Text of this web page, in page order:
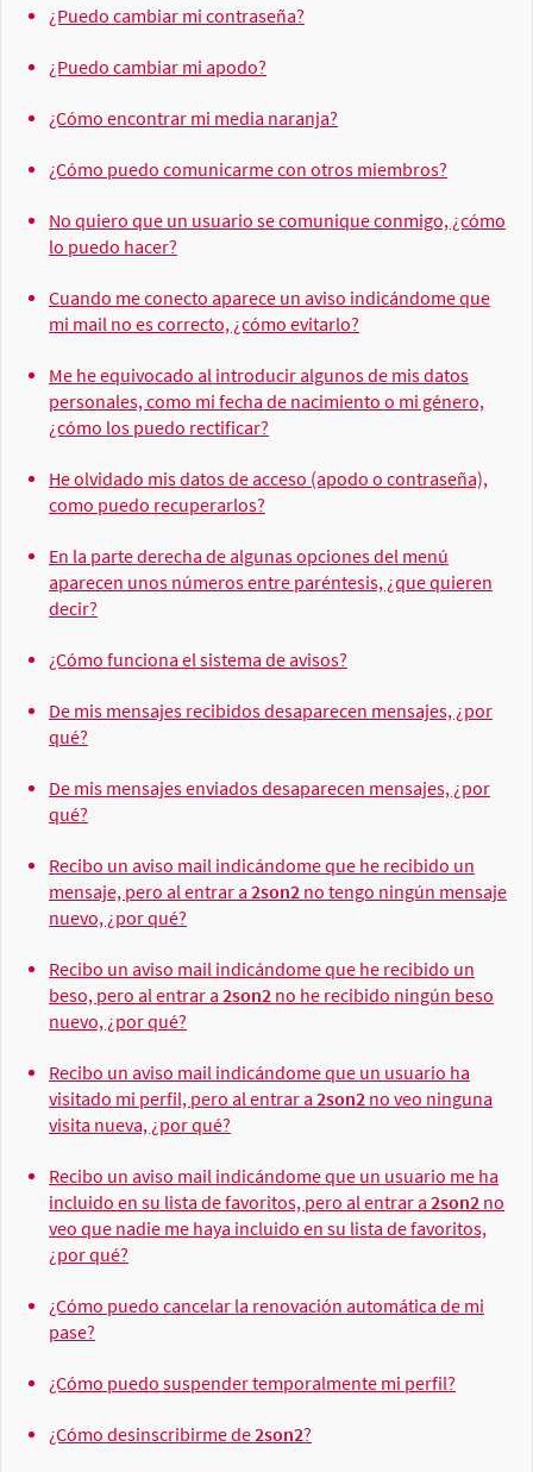
¿Puedo cambiar mi contraseña?
¿Puedo cambiar mi apodo?
¿Cómo encontrar mi media naranja?
¿Cómo puedo comunicarme con otros miembros?
No quiero que un usuario se comunique conmigo, ¿cómo
lo puedo hacer?
Cuando me conecto aparece un aviso indicándome que
mi mail no es correcto, ¿cómo evitarlo?
Me he equivocado al introducir algunos de mis datos
personales, como mi fecha de nacimiento o mi género,
¿cómo los puedo rectificar?
He olvidado mis datos de acceso (apodo o contraseña),
como puedo recuperarlos?
En la parte derecha de algunas opciones del menú
aparecen unos números entre paréntesis, ¿que quieren
decir?
¿Cómo funciona el sistema de avisos?
De mis mensajes recibidos desaparecen mensajes, ¿por
qué?
De mis mensajes enviados desaparecen mensajes, ¿por
qué?
Recibo un aviso mail indicándome que he recibido un
mensaje, pero al entrar a 2son2 no tengo ningún mensaje
nuevo, ¿por qué?
Recibo un aviso mail indicándome que he recibido un
beso, pero al entrar a 2son2 no he recibido ningún beso
nuevo, ¿por qué?
Recibo un aviso mail indicándome que un usuario ha
visitado mi perfil, pero al entrar a 2son2 no veo ninguna
visita nueva, ¿por qué?
Recibo un aviso mail indicándome que un usuario me ha
incluido en su lista de favoritos, pero al entrar a 2son2 no
veo que nadie me haya incluido en su lista de favoritos,
¿por qué?
¿Cómo puedo cancelar la renovación automática de mi
pase?
¿Cómo puedo suspender temporalmente mi perfil?
¿Cómo desinscribirme de2son2?